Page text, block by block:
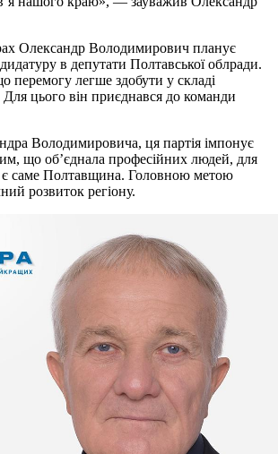
Олександр Володимирович планує
в депутати Полтавської облради.
перемогу легше здобути у складі
цього він приєднався до команди
Володимировича, ця партія імпонує
що об’єднала професійних людей, для
є саме Полтавщина. Головною метою
розвиток регіону.